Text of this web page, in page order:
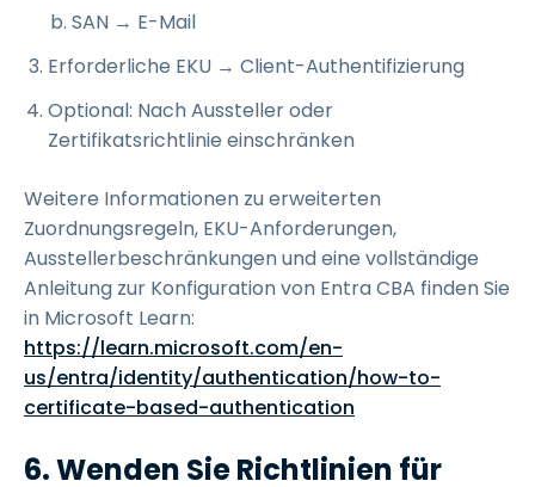
SAN → E-Mail
Erforderliche EKU → Client-Authentifizierung
Optional: Nach Aussteller oder
Zertifikatsrichtlinie einschränken
Weitere Informationen zu erweiterten
Zuordnungsregeln, EKU-Anforderungen,
Ausstellerbeschränkungen und eine vollständige
Anleitung zur Konfiguration von Entra CBA finden Sie
in Microsoft Learn:
https://learn.microsoft.com/en-
us/entra/identity/authentication/how-to-
certificate-based-authentication
6. Wenden Sie Richtlinien für